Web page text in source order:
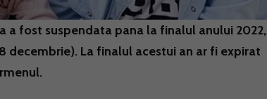
a fost suspendata pana la finalul anului 2022,
decembrie). La finalul acestui an ar fi expirat